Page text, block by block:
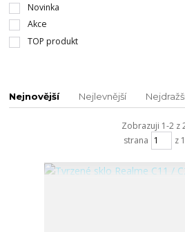
Novinka
Akce
TOP produkt
Nejnovější Nejlevnější
Zobrazuji 1-2 z
strana
z 1